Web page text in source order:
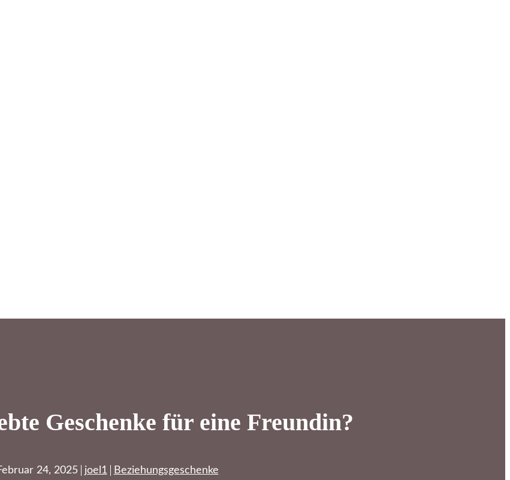
Geschenke für eine Freundin?
24, 2025 joel1 Beziehungsgeschenke